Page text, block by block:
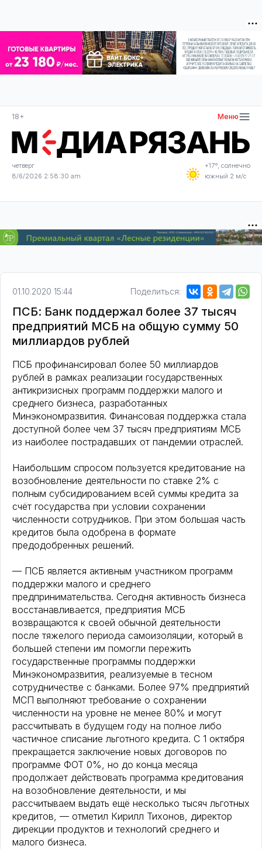
18+ Меню
четверг
8/6/2026 2:58:31 am
+17°, солнечно
южный 2 м/с
01.10.2020 15:44 Поделиться:
ПСБ: Банк поддержал более 37 тысяч
предприятий МСБ на общую сумму 50
миллиардов рублей
ПСБ профинансировал более 50 миллиардов
рублей в рамках реализации государственных
антикризисных программ поддержки малого и
среднего бизнеса, разработанных
Минэкономразвития. Финансовая поддержка стала
доступной более чем 37 тысяч предприятиям МСБ
из наиболее пострадавших от пандемии отраслей.
Наибольшим спросом пользуется кредитование на
возобновление деятельности по ставке 2% с
полным субсидированием всей суммы кредита за
счёт государства при условии сохранении
численности сотрудников. При этом большая часть
кредитов была одобрена в формате
предодобренных решений.
— ПСБ является активным участником программ
поддержки малого и среднего
предпринимательства. Сегодня активность бизнеса
восстанавливается, предприятия МСБ
возвращаются к своей обычной деятельности
после тяжелого периода самоизоляции, который в
большей степени им помогли пережить
государственные программы поддержки
Минэкономразвития, реализуемые в тесном
сотрудничестве с банками. Более 97% предприятий
МСП выполняют требование о сохранении
численности на уровне не менее 80% и могут
рассчитывать в будущем году на полное либо
частичное списание льготного кредита. С 1 октября
прекращается заключение новых договоров по
программе ФОТ 0%, но до конца месяца
продолжает действовать программа кредитования
на возобновление деятельности, и мы
рассчитываем выдать ещё несколько тысяч льготных
кредитов, — отметил Кирилл Тихонов, директор
дирекции продуктов и технологий среднего и
малого бизнеса.